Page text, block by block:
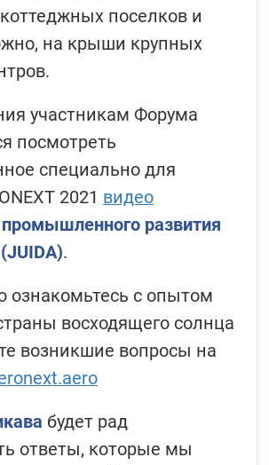
поселков и
на крыши крупных
участникам Форума
посмотреть
специально для
2021 видео
развития
.
ознакомьтесь с опытом
восходящего солнца
возникшие вопросы на
будет рад
ответы, которые мы